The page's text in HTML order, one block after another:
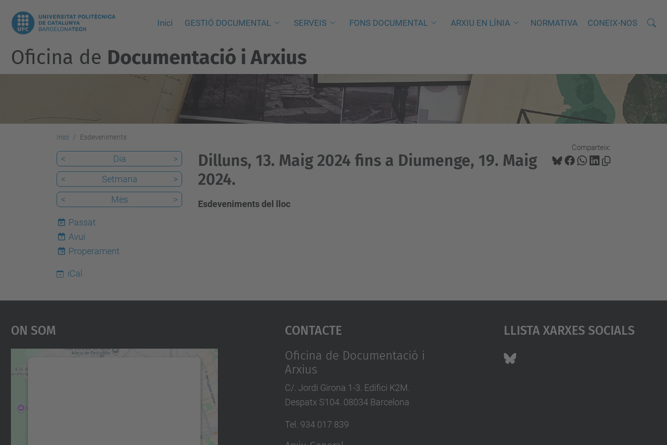
Inici GESTIÓ DOCUMENTAL SERVEIS FONS DOCUMENTAL ARXIU EN LÍNIA NORMATIVA CONEIX-NOS Cerca
C
v
a
Oficina de Documentació i Arxius
Inici Esdeveniments
Comparteix:
Dilluns, 13. Maig 2024 fins a Diumenge, 19. Maig
2024.
Esdeveniments del lloc
< Dia
>
<
Setmana
>
<
Mes >
Passat
7
Avui
Properament
iCal
On Som Contacte
Oficina de Documentació i
Arxius
C/. Jordi Girona 1-3. Edifici K2M.
Despatx S104. 08034 Barcelona
Tel. 934 017 839
Llista Xarxes Socials